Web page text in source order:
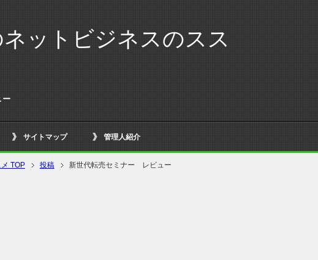
ットビジネスのスス
ー
サイトマップ 管理人紹介
TOP 投稿 新世代転売セミナー レビュー